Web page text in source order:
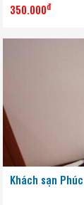
350.000đ
Khách sạn